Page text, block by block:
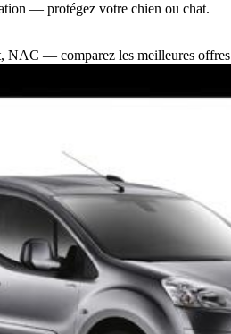
— protégez votre chien ou chat.
NAC — comparez les meilleures offres